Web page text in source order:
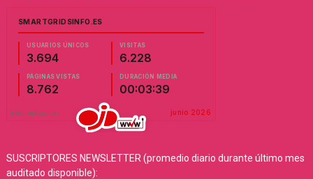
SUSCRIPTORES NEWSLETTER (promedio diario durante último mes
auditado disponible):